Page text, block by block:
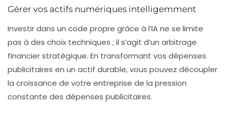
Gérer vos actifs numériques intelligemment
Investir dans un code propre grâce à l’IA ne se limite
pas à des choix techniques ; il s’agit d’un arbitrage
financierstratégique. En transformant vos dépenses
publicitaires en un actif durable, vous pouvez découpler
la croissance de votre entreprise de la pression
constante des dépenses publicitaires.